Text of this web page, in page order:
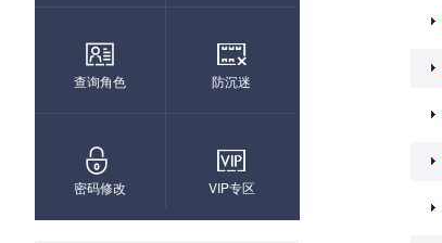
查询角色 防沉迷
密码修改 VIP专区